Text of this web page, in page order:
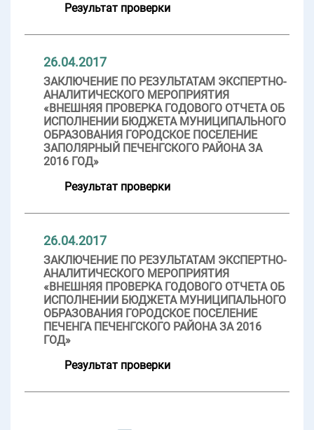
Результат проверки
26.04.2017
ЗАКЛЮЧЕНИЕ ПО РЕЗУЛЬТАТАМ ЭКСПЕРТНО-
АНАЛИТИЧЕСКОГО МЕРОПРИЯТИЯ
«ВНЕШНЯЯ ПРОВЕРКА ГОДОВОГО ОТЧЕТА ОБ
ИСПОЛНЕНИИ БЮДЖЕТА МУНИЦИПАЛЬНОГО
ОБРАЗОВАНИЯ ГОРОДСКОЕ ПОСЕЛЕНИЕ
ЗАПОЛЯРНЫЙ ПЕЧЕНГСКОГО РАЙОНА ЗА
2016 ГОД»
Результат проверки
26.04.2017
ЗАКЛЮЧЕНИЕ ПО РЕЗУЛЬТАТАМ ЭКСПЕРТНО-
АНАЛИТИЧЕСКОГО МЕРОПРИЯТИЯ
«ВНЕШНЯЯ ПРОВЕРКА ГОДОВОГО ОТЧЕТА ОБ
ИСПОЛНЕНИИ БЮДЖЕТА МУНИЦИПАЛЬНОГО
ОБРАЗОВАНИЯ ГОРОДСКОЕ ПОСЕЛЕНИЕ
ПЕЧЕНГА ПЕЧЕНГСКОГО РАЙОНА ЗА 2016
ГОД»
Результат проверки